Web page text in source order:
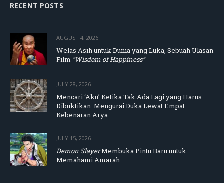
RECENT POSTS
AUGUST 4, 2026
Welas Asih untuk Dunia yang Luka, Sebuah Ulasan
Film “Wisdom of Happiness”
JULY 28, 2026
Mencari ‘Aku’ Ketika Tak Ada Lagi yang Harus
Dibuktikan: Mengurai Duka Lewat Empat
Kebenaran Arya
JULY 15, 2026
Demon SlayerMembuka Pintu Baru untuk
Memahami Amarah